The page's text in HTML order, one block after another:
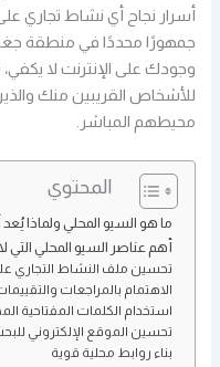
أسرار نجاح أي نشاط تجاري
جمهورًا محددًا في منطقة
وجودك على الإنترنت لا
للأشخاص القريبين منك
محيطهم المباشر.
المحتوي
ما هو السيو المحلي ولماذا يُعد
أهم عناصر السيو المحلي التي
تحسين ملف النشاط التجاري
الاهتمام بالمراجعات
استخدام الكلمات المفتاحية
تحسين الموقع الإلكتروني
بناء روابط محلية قوية